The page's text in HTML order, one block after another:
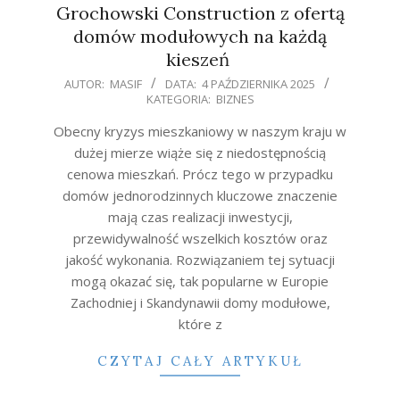
Grochowski Construction z ofertą
domów modułowych na każdą
kieszeń
2025-
04
AUTOR: MASIF DATA: 4 PAŹDZIERNIKA 2025
KATEGORIA: BIZNES
Obecny kryzys mieszkaniowy w naszym kraju w
dużej mierze wiąże się z niedostępnością
cenowa mieszkań. Prócz tego w przypadku
domów jednorodzinnych kluczowe znaczenie
mają czas realizacji inwestycji,
przewidywalność wszelkich kosztów oraz
jakość wykonania. Rozwiązaniem tej sytuacji
mogą okazać się, tak popularne w Europie
Zachodniej i Skandynawii domy modułowe,
które z
CZYTAJ CAŁY ARTYKUŁ